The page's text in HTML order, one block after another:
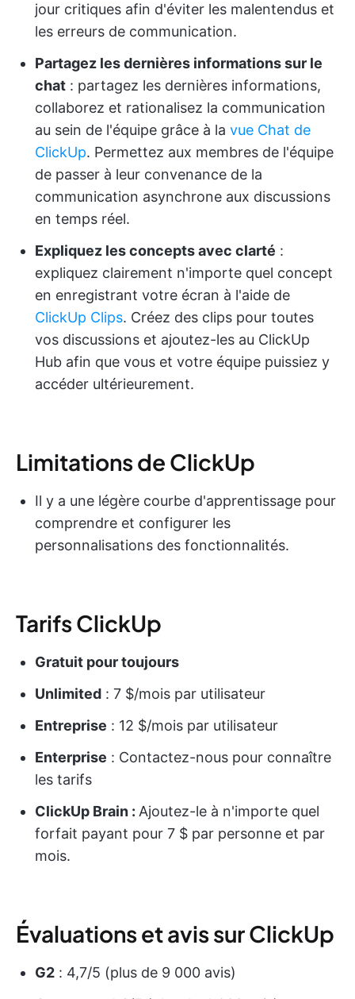
jour critiques afin d'éviter les malentendus et
les erreurs de communication.
Partagez les dernières informations sur le
chat : partagez les dernières informations,
collaborez et rationalisez la communication
au sein de l'équipe grâce à la vue Chat de
ClickUp. Permettez aux membres de l'équipe
de passer à leur convenance de la
communication asynchrone aux discussions
en temps réel.
Expliquez les concepts avec clarté :
expliquez clairement n'importe quel concept
en enregistrant votre écran à l'aide de
ClickUp Clips. Créez des clips pour toutes
vos discussions et ajoutez-les au ClickUp
Hub afin que vous et votre équipe puissiez y
accéder ultérieurement.
Limitations de ClickUp
Il y a une légère courbe d'apprentissage pour
comprendre et configurer les
personnalisations des fonctionnalités.
Tarifs ClickUp
Gratuit pour toujours
Unlimited : 7 $/mois par utilisateur
Entreprise : 12 $/mois par utilisateur
Enterprise : Contactez-nous pour connaître
les tarifs
ClickUp Brain : Ajoutez-le à n'importe quel
forfait payant pour 7 $ par personne et par
mois.
Évaluations et avis sur ClickUp
G2 : 4,7/5 (plus de 9 000 avis)